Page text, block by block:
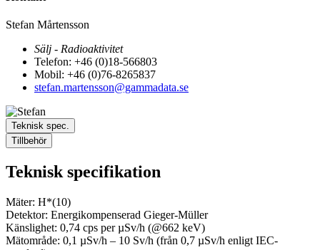
Stefan Mårtensson
Sälj - Radioaktivitet
Telefon: +46 (0)18-566803
Mobil: +46 (0)76-8265837
stefan.martensson@gammadata.se
Teknisk spec.
Tillbehör
Teknisk specifikation
Mäter: H*(10)
Detektor: Energikompenserad Gieger-Müller
Känslighet: 0,74 cps per µSv/h (@662 keV)
Mätområde: 0,1 µSv/h – 10 Sv/h (från 0,7 µSv/h enligt IEC-